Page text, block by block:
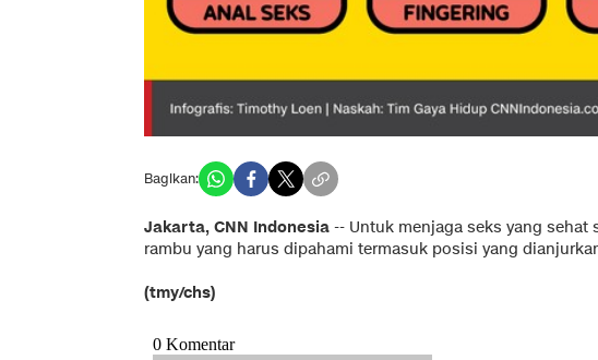
Bagikan:
Jakarta, CNN Indonesia -- Untuk menjaga seks yang sehat
rambu yang harus dipahami termasuk posisi yang
(tmy/chs)